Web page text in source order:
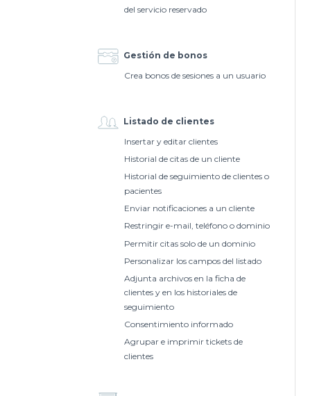
del servicio reservado
Gestión de bonos
Crea bonos de sesiones a un usuario
Listado de clientes
Insertar y editar clientes
Historial de citas de un cliente
Historial de seguimiento de clientes o
pacientes
Enviar notificaciones a un cliente
Restringir e-mail, teléfono o dominio
Permitir citas solo de un dominio
Personalizar los campos del listado
Adjunta archivos en la ficha de
clientes y en los historiales de
seguimiento
Consentimiento informado
Agrupar e imprimir tickets de
clientes